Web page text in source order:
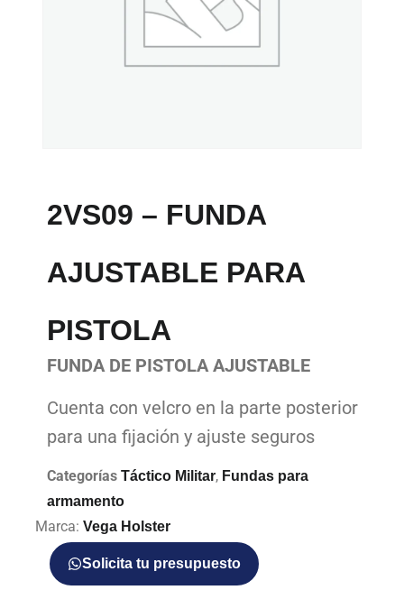
2VS09 – FUNDA
AJUSTABLE PARA
PISTOLA
FUNDA DE PISTOLA AJUSTABLE
Cuenta con velcro en la parte posterior
para una fijación y ajuste seguros
Categorías Táctico Militar, Fundas para
armamento
Marca: Vega Holster
Solicita tu presupuesto